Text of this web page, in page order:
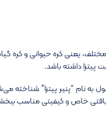
مختلف، یعنی کره حیوانی و کره
پیتزا داشته باشد.
به نام “پنیر پیتزا” شناخته
خاص و کیفیتی مناسب